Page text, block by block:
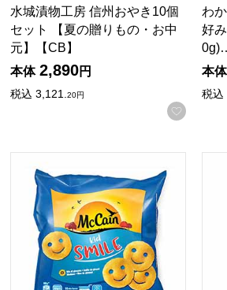
気に入りに登録する
水城漬物工房 信州おやき10個
セット 【夏の贈りもの・お中
元】【CB】
本体 2,890円
税込 3,121.20円
お気に
わ
好
本体
税込
ド(冷凍・6切) 6切(3切×2パック)【＠
日本マッケイン・フーズ マッケイン
日
入力してください。